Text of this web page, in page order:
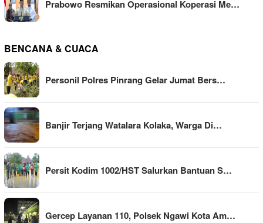
Prabowo Resmikan Operasional Koperasi Me…
BENCANA & CUACA
Personil Polres Pinrang Gelar Jumat Bers…
Banjir Terjang Watalara Kolaka, Warga Di…
Persit Kodim 1002/HST Salurkan Bantuan S…
Gercep Layanan 110, Polsek Ngawi Kota Am…